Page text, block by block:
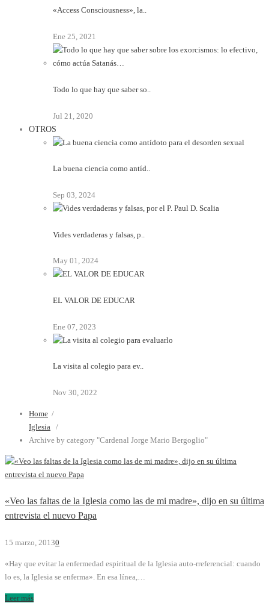
«Access Consciousness», la..
Ene 25, 2021
Todo lo que hay que saber so..
Jul 21, 2020
OTROS
La buena ciencia como antíd..
Sep 03, 2024
Vides verdaderas y falsas, p..
May 01, 2024
EL VALOR DE EDUCAR
Ene 07, 2023
La visita al colegio para ev..
Nov 30, 2022
Home /
Iglesia /
Archive by category "Cardenal Jorge Mario Bergoglio"
«Veo las faltas de la Iglesia como las de mi madre», dijo en su última
entrevista el nuevo Papa
15 marzo, 20130
«Hay que evitar la enfermedad espiritual de la Iglesia auto-rreferencial: cuando
lo es, la Iglesia se enferma». En esa línea,…
Leer más